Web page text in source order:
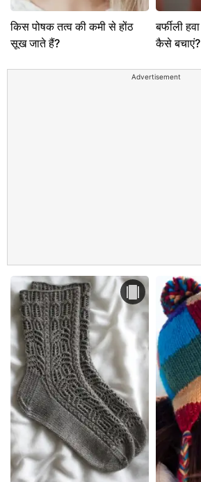
किस पोषक तत्व की कमी से होंठ
सूख जाते हैं?
बर्फीली
कैसे बचाएं?
Advertisement